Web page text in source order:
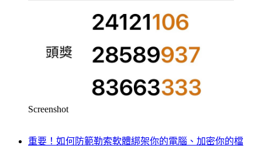
Screenshot
重要！如何防範勒索軟體綁架你的電腦、加密你的檔